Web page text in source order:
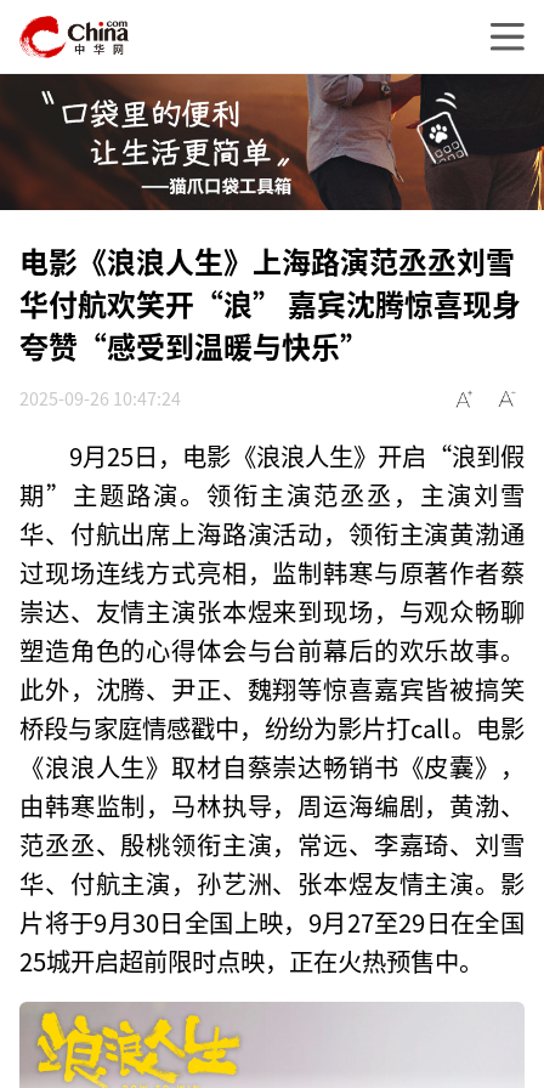
电影《浪浪人生》上海路演范丞丞刘雪
华付航欢笑开“浪” 嘉宾沈腾惊喜现身
夸赞“感受到温暖与快乐”
2025-09-26 10:47:24
9月25日，电影《浪浪人生》开启“浪到假
期”主题路演。领衔主演范丞丞，主演刘雪
华、付航出席上海路演活动，领衔主演黄渤通
过现场连线方式亮相，监制韩寒与原著作者蔡
崇达、友情主演张本煜来到现场，与观众畅聊
塑造角色的心得体会与台前幕后的欢乐故事。
此外，沈腾、尹正、魏翔等惊喜嘉宾皆被搞笑
桥段与家庭情感戳中，纷纷为影片打call。电影
《浪浪人生》取材自蔡崇达畅销书《皮囊》，
由韩寒监制，马林执导，周运海编剧，黄渤、
范丞丞、殷桃领衔主演，常远、李嘉琦、刘雪
华、付航主演，孙艺洲、张本煜友情主演。影
片将于9月30日全国上映，9月27至29日在全国
25城开启超前限时点映，正在火热预售中。